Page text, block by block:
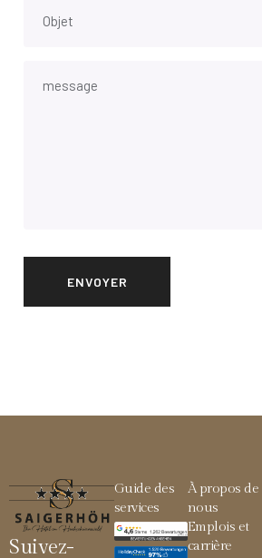
Suivez-
Guide des
services
À propos de
nous
Emplois et
carrière